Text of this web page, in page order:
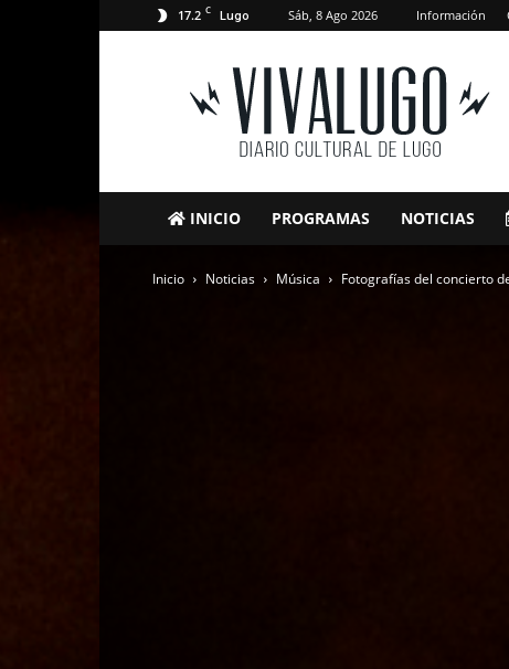
17.2 C Lugo Sáb, 8 Ago 2026 Información
VivaLugo
INICIO PROGRAMAS NOTICIAS
Inicio Noticias Música Fotografías del concierto